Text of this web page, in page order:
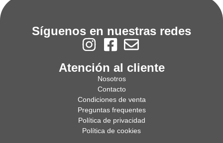
Síguenos en nuestras redes
Atención al cliente
Nosotros
Contacto
Condiciones de venta
Preguntas frequentes
Política de privacidad
Política de cookies